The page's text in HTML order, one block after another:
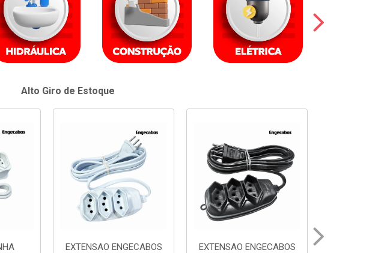
Alto Giro de Estoque
EXTENSAO ENGECABOS
EXTENSAO ENGECABOS